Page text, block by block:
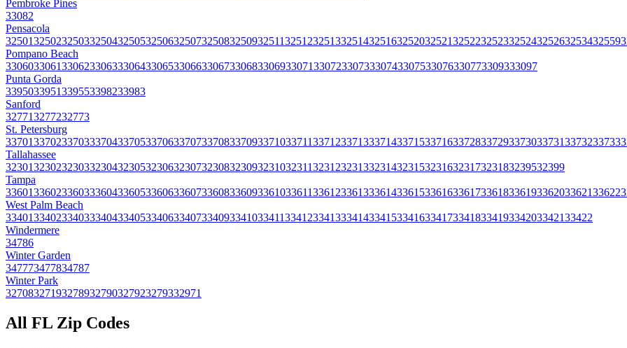
Pembroke Pines
33082
Pensacola
32501325023250332504325053250632507325083250932511325123251332514325163252032521325223252332524325263253432559
Pompano Beach
33060330613306233063330643306533066330673306833069330713307233073330743307533076330773309333097
Punta Gorda
3395033951339553398233983
Sanford
327713277232773
St. Petersburg
33701337023370333704337053370633707337083370933710337113371233713337143371533716337283372933730337313373233733
Tallahassee
3230132302323033230432305323063230732308323093231032311323123231332314323153231632317323183239532399
Tampa
33601336023360333604336053360633607336083360933610336113361233613336143361533616336173361833619336203362133622
West Palm Beach
334013340233403334043340533406334073340933410334113341233413334143341533416334173341833419334203342133422
Windermere
34786
Winter Garden
347773477834787
Winter Park
32708327193278932790327923279332971
All FL Zip Codes